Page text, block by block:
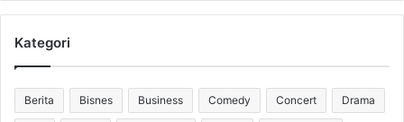
Kategori
Berita Bisnes Business Comedy Concert Drama